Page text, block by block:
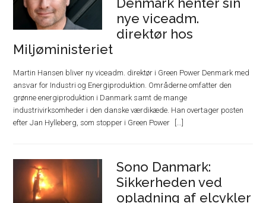
nye viceadm.
direktør hos
Miljøministeriet
Martin Hansen bliver ny viceadm. direktør i Green Power Denmark med
ansvar for Industri og Energiproduktion. Områderne omfatter den
grønne energiproduktion i Danmark samt de mange
industrivirksomheder i den danske værdikæde. Han overtager posten
efter Jan Hylleberg, som stopper i Green Power
Sono Danmark:
Sikkerheden ved
opladning af elcykler